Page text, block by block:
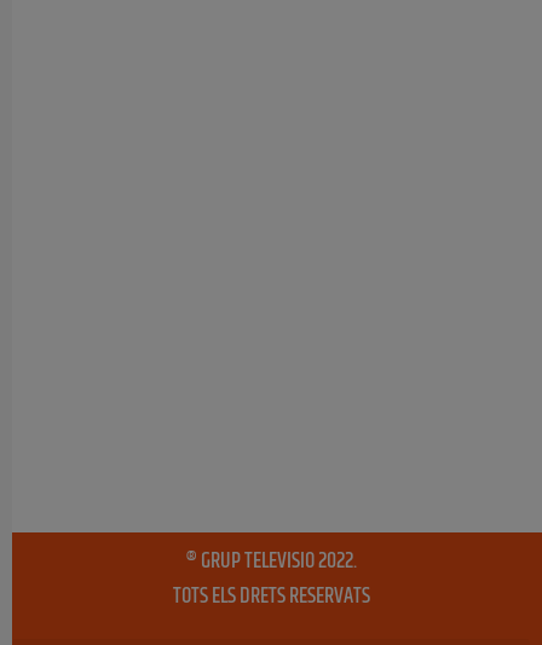
® GRUP TELEVISIO 2022.
TOTS ELS DRETS RESERVATS